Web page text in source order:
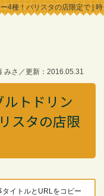
4種！バリスタの店限定で | 時
みさ／更新：2016.05.31
トドリン
スタの店限
イトルとURLをコピー